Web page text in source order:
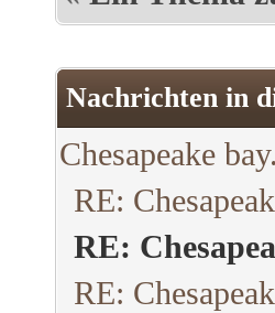
Nachrichten in
Chesapeake
RE:
RE:
RE: